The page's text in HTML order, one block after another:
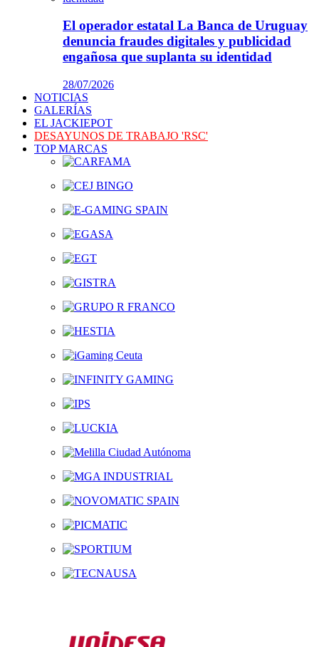
El operador estatal La Banca de Uruguay
denuncia fraudes digitales y publicidad
engañosa que suplanta su identidad
28/07/2026
NOTICIAS
GALERÍAS
EL JACKIEPOT
DESAYUNOS DE TRABAJO 'RSC'
TOP MARCAS